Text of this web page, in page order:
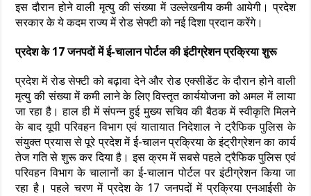
इस दौरान होने वाली मृत्यु की संख्या में उल्लेखनीय कमी आयेगी। प्रदेश
सरकार के ये कदम राज्य में रोड सेफ्टी को नई दिशा प्रदान करेंगे।
प्रदेश के 17 जनपदों में ई-चालान पोर्टल की इंटीग्रेशन प्रक्रिया शुरू
प्रदेश में रोड सेफ्टी को बढ़ावा देने और रोड एक्सीडेंट के दौरान होने वाली
मृत्यु की संख्या में कमी लाने के लिए विस्तृत कार्ययोजना को अमल में लाया
जा रहा है। हाल ही में संपन्न हुई मुख्य सचिव की बैठक में स्वीकृति मिलने
के बाद यूपी परिवहन विभाग एवं यातायात निदेशाल ने ट्रैफिक पुलिस के
संयुक्त प्रयास से पूरे प्रदेश में ई-चालन प्रक्रिया के इंट्रीग्रेशन का कार्य
तेज गति से शुरू कर दिया है। इस क्रम में सबसे पहले ट्रैफिक पुलिस एवं
परिवहन विभाग के चालानों का ई-चालान पोर्टल पर इंटीग्रेशन किया जा
रहा है। पहले चरण में प्रदेश के 17 जनपदों में प्रक्रिया एनआईसी के